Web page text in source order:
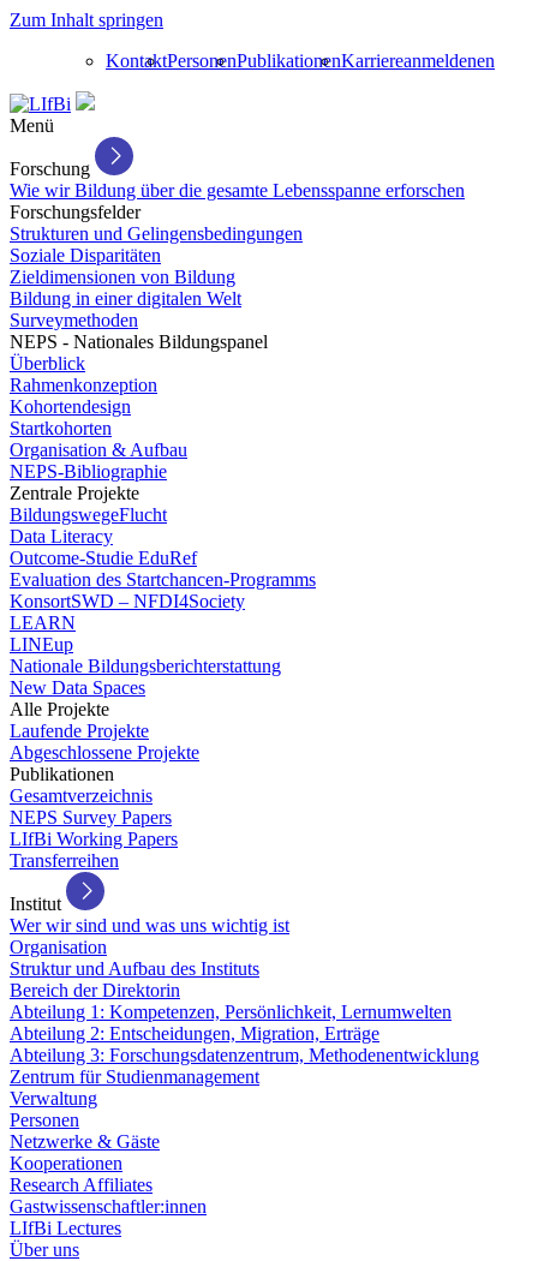
Zum Inhalt springen
KontaktPersonenPublikationenKarriereanmeldenen
Menü
Forschung
Wie wir Bildung über die gesamte Lebensspanne erforschen
Forschungsfelder
Strukturen und Gelingensbedingungen
Soziale Disparitäten
Zieldimensionen von Bildung
Bildung in einer digitalen Welt
Surveymethoden
NEPS - Nationales Bildungspanel
Überblick
Rahmenkonzeption
Kohortendesign
Startkohorten
Organisation & Aufbau
NEPS-Bibliographie
Zentrale Projekte
BildungswegeFlucht
Data Literacy
Outcome-Studie EduRef
Evaluation des Startchancen-Programms
KonsortSWD – NFDI4Society
LEARN
LINEup
Nationale Bildungsberichterstattung
New Data Spaces
Alle Projekte
Laufende Projekte
Abgeschlossene Projekte
Publikationen
Gesamtverzeichnis
NEPS Survey Papers
LIfBi Working Papers
Transferreihen
Institut
Wer wir sind und was uns wichtig ist
Organisation
Struktur und Aufbau des Instituts
Bereich der Direktorin
Abteilung 1: Kompetenzen, Persönlichkeit, Lernumwelten
Abteilung 2: Entscheidungen, Migration, Erträge
Abteilung 3: Forschungsdatenzentrum, Methodenentwicklung
Zentrum für Studienmanagement
Verwaltung
Personen
Netzwerke & Gäste
Kooperationen
Research Affiliates
Gastwissenschaftler:innen
LIfBi Lectures
Über uns